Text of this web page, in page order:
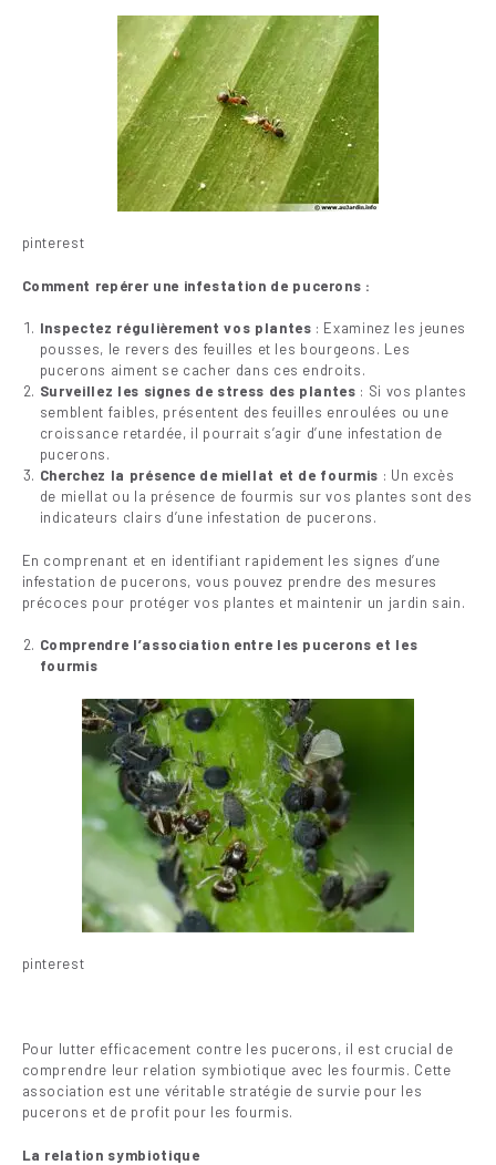
pinterest
Comment repérer une infestation de pucerons :
Inspectez régulièrement vos plantes : Examinez les jeunes
pousses, le revers des feuilles et les bourgeons. Les
pucerons aiment se cacher dans ces endroits.
Surveillez les signes de stress des plantes : Si vos plantes
semblent faibles, présentent des feuilles enroulées ou une
croissance retardée, il pourrait s’agir d’une infestation de
pucerons.
Cherchez la présence de miellat et de fourmis : Un excès
de miellat ou la présence de fourmis sur vos plantes sont des
indicateurs clairs d’une infestation de pucerons.
En comprenant et en identifiant rapidement les signes d’une
infestation de pucerons, vous pouvez prendre des mesures
précoces pour protéger vos plantes et maintenir un jardin sain.
Comprendre l’association entre les pucerons et les
fourmis
pinterest
Pour lutter efficacement contre les pucerons, il est crucial de
comprendre leur relation symbiotique avec les fourmis. Cette
association est une véritable stratégie de survie pour les
pucerons et de profit pour les fourmis.
La relation symbiotique